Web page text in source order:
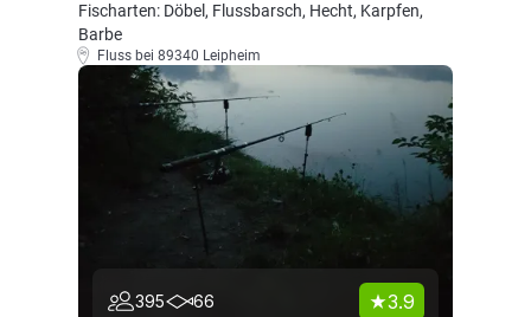
Fischarten: Döbel, Flussbarsch, Hecht, Karpfen,
Barbe
Fluss bei 89340 Leipheim
395 66 3.9